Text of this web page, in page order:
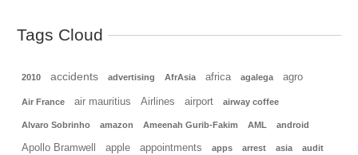
Tags Cloud
2010 accidents advertising AfrAsia africa agalega agro
Air France air mauritius Airlines airport airway coffee
Alvaro Sobrinho amazon Ameenah Gurib-Fakim AML android
Apollo Bramwell apple appointments apps arrest asia audit